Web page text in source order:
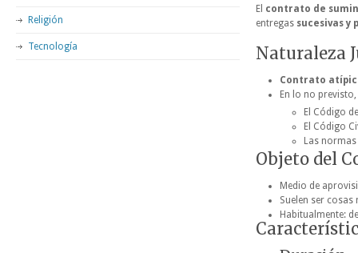
El contrato de
entregas sucesivas y
Naturaleza
Contrato
En lo no
El Código
El Código
Las
Objeto del
Medio de
Suelen ser cosas
Habitualmente:
Religión
Tecnología